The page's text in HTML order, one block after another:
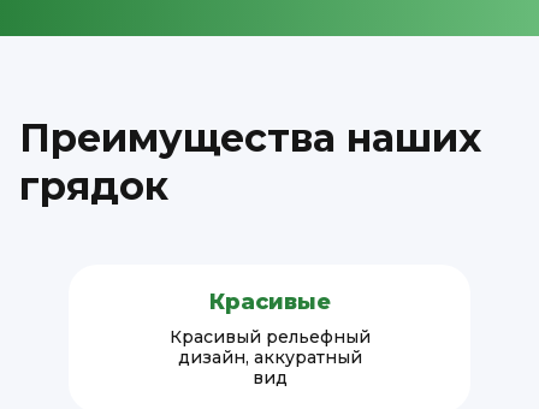
Преимущества наших
грядок
Красивые
Красивый рельефный
дизайн, аккуратный
вид